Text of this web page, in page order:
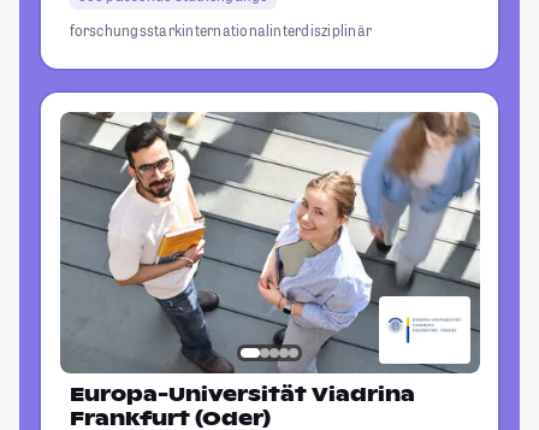
forschungsstarkinternationalinterdisziplinär
Europa-Universität Viadrina
Frankfurt (Oder)